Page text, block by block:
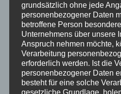
Es gibt noch lange kein
oder gegen das Fernsehen,
dass wir uns anderen
zuwenden sollten. Wenn Sie
entspannend finden, könnten
Heimkino anschaffen.
grundsätzlich ohne jede
personenbezogener Daten
betroffene Person
Unternehmens über unsere
Anspruch nehmen möchte,
Verarbeitung
erforderlich werden. Ist die
personenbezogener Daten
besteht für eine solche
gesetzliche Grundlage,